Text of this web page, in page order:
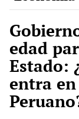
edad
Estado:
entra